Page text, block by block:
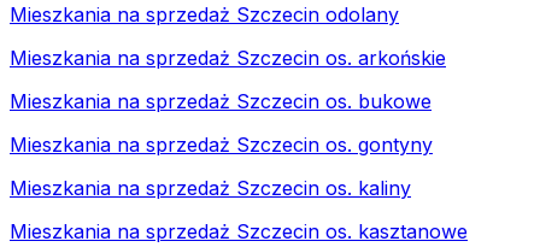
Mieszkania na sprzedaż Szczecin odolany
Mieszkania na sprzedaż Szczecin os. arkońskie
Mieszkania na sprzedaż Szczecin os. bukowe
Mieszkania na sprzedaż Szczecin os. gontyny
Mieszkania na sprzedaż Szczecin os. kaliny
Mieszkania na sprzedaż Szczecin os. kasztanowe